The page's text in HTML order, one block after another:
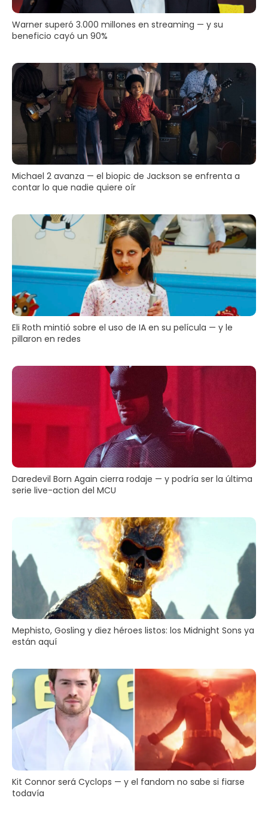
Warner superó 3.000 millones en streaming — y su
beneficio cayó un 90%
Michael 2 avanza — el biopic de Jackson se enfrenta a
contar lo que nadie quiere oír
Eli Roth mintió sobre el uso de IA en su película — y le
pillaron en redes
Daredevil Born Again cierra rodaje — y podría ser la última
serie live-action del MCU
Mephisto, Gosling y diez héroes listos: los Midnight Sons ya
están aquí
Kit Connor será Cyclops — y el fandom no sabe si fiarse
todavía